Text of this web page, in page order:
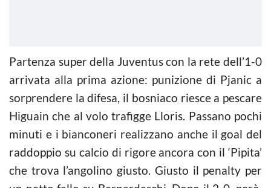
Partenza super della Juventus con la rete dell’1-0
arrivata alla prima azione: punizione di Pjanic a
sorprendere la difesa, il bosniaco riesce a pescare
Higuain che al volo trafigge Lloris. Passano pochi
minuti e i bianconeri realizzano anche il goal del
raddoppio su calcio di rigore ancora con il ‘Pipita’
che trova l’angolino giusto. Giusto il penalty per